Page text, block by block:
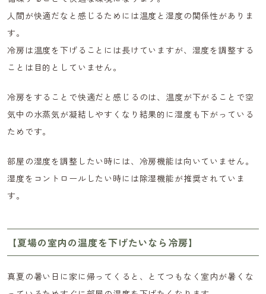
人間が快適だなと感じるためには温度と湿度の関係性がありま
す。
冷房は温度を下げることには長けていますが、湿度を調整する
ことは目的としていません。
冷房をすることで快適だと感じるのは、温度が下がることで空
気中の水蒸気が凝結しやすくなり結果的に湿度も下がっている
ためです。
部屋の湿度を調整したい時には、冷房機能は向いていません。
湿度をコントロールしたい時には除湿機能が推奨されていま
す。
【夏場の室内の温度を下げたいなら冷房】
真夏の暑い日に家に帰ってくると、とてつもなく室内が暑くな